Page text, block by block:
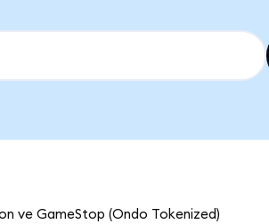
ve GameStop (Ondo Tokenized)